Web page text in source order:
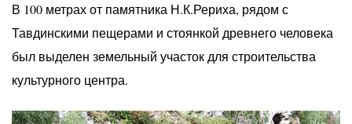
В 100 метрах от памятника Н.К.Рериха, рядом с
Тавдинскими пещерами и стоянкой древнего человека
был выделен земельный участок для строительства
культурного центра.